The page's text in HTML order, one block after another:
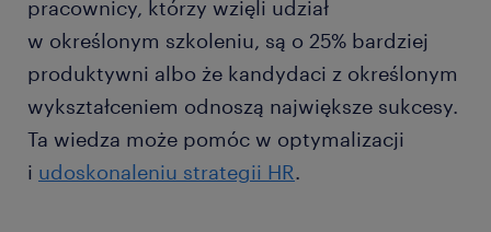
pracownicy, którzy wzięli udział
w określonym szkoleniu, są o 25% bardziej
produktywni albo że kandydaci z określonym
wykształceniem odnoszą największe sukcesy.
Ta wiedza może pomóc w optymalizacji
i udoskonaleniu strategii HR.